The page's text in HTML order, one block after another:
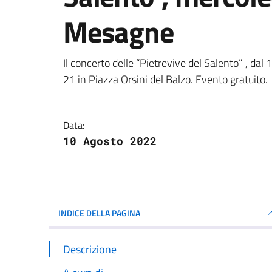
Mesagne
Dettagli della
Il concerto delle “Pietrevive del Salento” ,
21 in Piazza Orsini del Balzo. Evento gratuito.
Data:
10 Agosto 2022
INDICE DELLA PAGINA
Descrizione